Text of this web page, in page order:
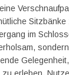
im
zu erleben.